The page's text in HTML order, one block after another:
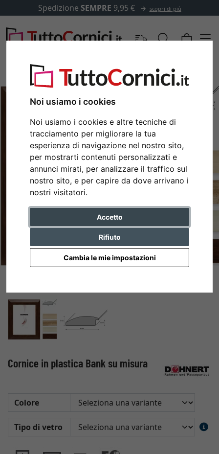
Noi usiamo i cookies
Noi usiamo i cookies e altre tecniche di
tracciamento per migliorare la tua
esperienza di navigazione nel nostro sito,
per mostrarti contenuti personalizzati e
annunci mirati, per analizzare il traffico sul
nostro sito, e per capire da dove arrivano i
nostri visitatori.
Accetto
Rifiuto
Cambia le mie impostazioni
Spedizione SEMPRE 9,95 € scopri di più
Indietro
Cornice in plastica Bank su misura
Colore
Tipo di vetro